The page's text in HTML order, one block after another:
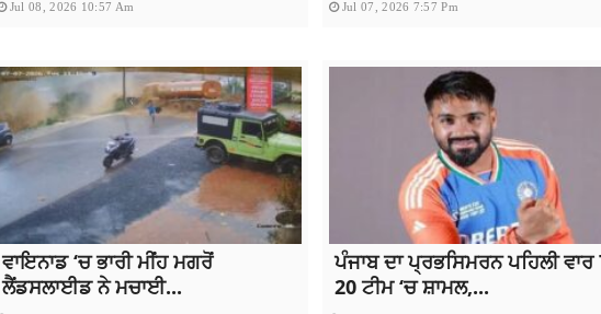
Jul 08, 2026 10:57 Am Jul 07, 2026 7:57 Pm
ਵਾਇਨਾਡ ‘ਚ ਭਾਰੀ ਮੀਂਹ ਮਗਰੋਂ
ਲੈਂਡਸਲਾਈਡ ਨੇ ਮਚਾਈ...
ਪੰਜਾਬ ਦਾ ਪ੍ਰਭਸਿਮਰਨ ਪਹਿਲੀ ਵਾਰ
20 ਟੀਮ ‘ਚ ਸ਼ਾਮਲ,...